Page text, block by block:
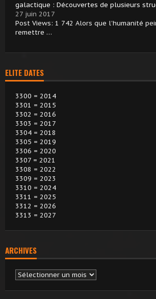
galactique : Découvertes de plusieurs
27 juin 2017
Post Views: 1 742 Alors que l’humanité
remettre …
ELITE DATES
3300 = 2014
3301 = 2015
3302 = 2016
3303 = 2017
3304 = 2018
3305 = 2019
3306 = 2020
3307 = 2021
3308 = 2022
3309 = 2023
3310 = 2024
3311 = 2025
3312 = 2026
3313 = 2027
ARCHIVES
Archives